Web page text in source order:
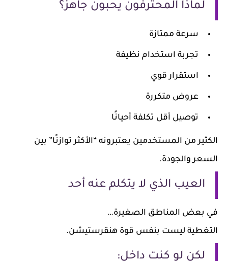
لماذا المحترفون يحبون جاهز؟
سرعة ممتازة
تجربة استخدام نظيفة
استقرار قوي
عروض متكررة
توصيل أقل تكلفة أحيانًا
من المستخدمين يعتبرونه “الأكثر توازنًا” بين
والجودة.
العيب الذي لا يتكلم عنه أحد
بعض المناطق الصغيرة…
ليست بنفس قوة هنقرستيشن.
لكن لو كنت داخل: